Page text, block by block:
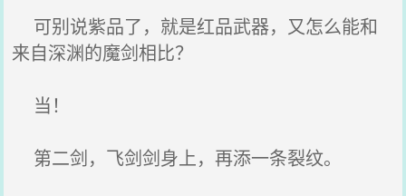
可别说紫品了，就是红品武器，又怎么能和
来自深渊的魔剑相比？
当！
第二剑，飞剑剑身上，再添一条裂纹。